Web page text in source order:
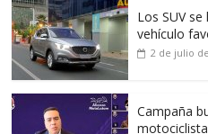
Los SUV
vehículo
2 de julio
Campaña